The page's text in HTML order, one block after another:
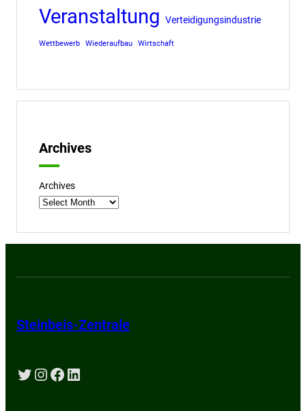
Veranstaltung Verteidigungsindustrie
Wettbewerb Wiederaufbau Wirtschaft
Archives
Archives
Steinbeis-Zentrale
Twitter Instagram Facebook LinkedIn